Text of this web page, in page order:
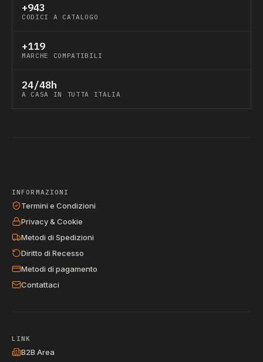
+943
CODICI A CATALOGO
+119
MARCHE COMPATIBILI
24/48h
A CASA IN TUTTA ITALIA
INFORMAZIONI
Termini e Condizioni
Privacy & Cookie
Metodi di Spedizioni
Diritto di Recesso
Metodi di pagamento
Contattaci
LINK
B2B Area